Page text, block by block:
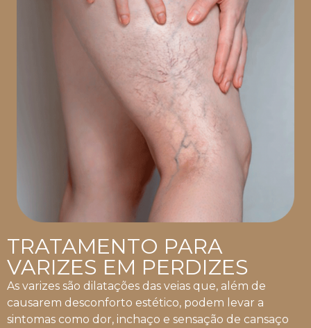
TRATAMENTO PARA
VARIZES EM PERDIZES
As varizes são dilatações das veias que, além de
causarem desconforto estético, podem levar a
sintomas como dor, inchaço e sensação de cansaço